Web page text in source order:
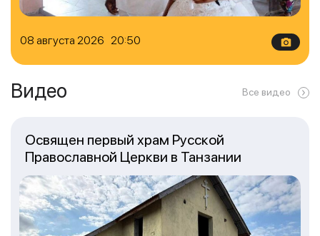
08 августа 2026 20:50
Видео Все видео
Освящен первый храм Русской
Православной Церкви в Танзании